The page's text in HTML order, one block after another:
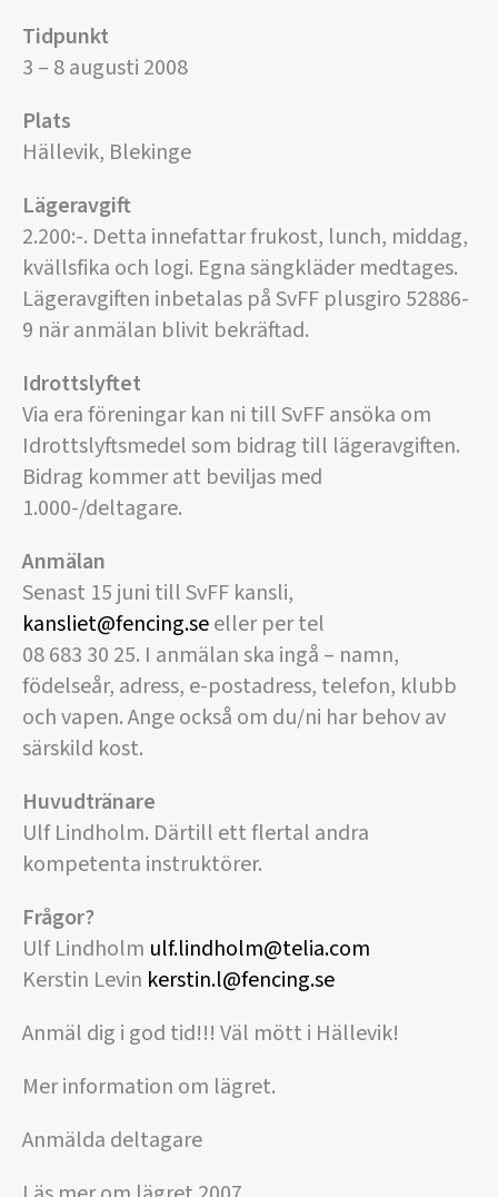
Tidpunkt
3 – 8 augusti 2008
Plats
Hällevik, Blekinge
Lägeravgift
2.200:-. Detta innefattar frukost, lunch, middag,
kvällsfika och logi. Egna sängkläder medtages.
Lägeravgiften inbetalas på SvFF plusgiro 52886-
9 när anmälan blivit bekräftad.
Idrottslyftet
Via era föreningar kan ni till SvFF ansöka om
Idrottslyftsmedel som bidrag till lägeravgiften.
Bidrag kommer att beviljas med
1.000-/deltagare.
Anmälan
Senast 15 juni till SvFF kansli,
kansliet@fencing.seeller per tel
08 683 30 25. I anmälan ska ingå – namn,
födelseår, adress, e-postadress, telefon, klubb
och vapen. Ange också om du/ni har behov av
särskild kost.
Huvudtränare
Ulf Lindholm. Därtill ett flertal andra
kompetenta instruktörer.
Frågor?
Ulf Lindholm ulf.lindholm@telia.com
Kerstin Levin kerstin.l@fencing.se
Anmäl dig i god tid!!! Väl mött i Hällevik!
Mer information om lägret.
Anmälda deltagare